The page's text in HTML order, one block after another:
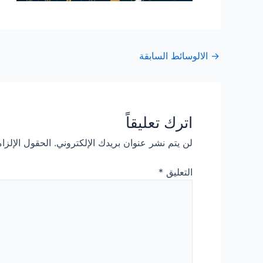
Post
→ الالوسائط السابقة
اترك تعليقاً
لن يتم نشر عنوان بريدك الإلكتروني. الحقول
التعليق *